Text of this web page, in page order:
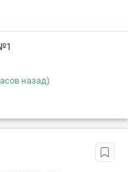
назад)